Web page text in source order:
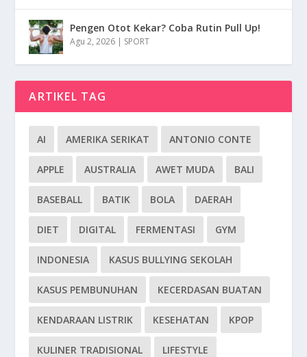
Pengen Otot Kekar? Coba Rutin Pull Up!
Agu 2, 2026 | SPORT
ARTIKEL TAG
AI AMERIKA SERIKAT ANTONIO CONTE
APPLE AUSTRALIA AWET MUDA BALI
BASEBALL BATIK BOLA DAERAH
DIET DIGITAL FERMENTASI GYM
INDONESIA KASUS BULLYING SEKOLAH
KASUS PEMBUNUHAN KECERDASAN BUATAN
KENDARAAN LISTRIK KESEHATAN KPOP
KULINER TRADISIONAL LIFESTYLE